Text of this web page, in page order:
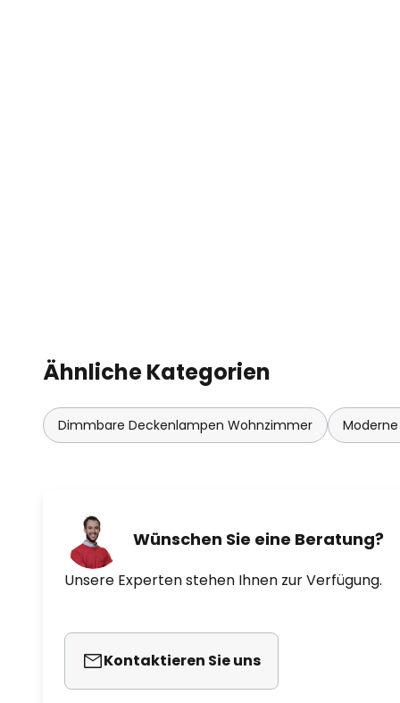
Ähnliche Kategorien
Dimmbare Deckenlampen Wohnzimmer
Wünschen Sie eine Beratung?
Unsere Experten stehen Ihnen zur Verfügung.
Kontaktieren Sie uns